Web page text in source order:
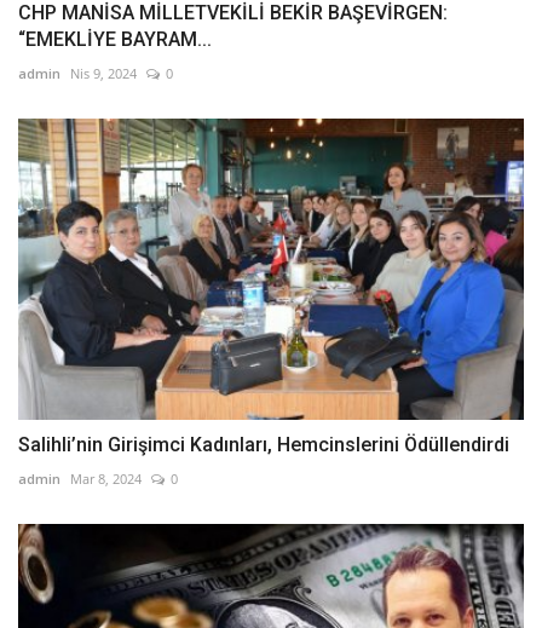
CHP MANİSA MİLLETVEKİLİ BEKİR BAŞEVİRGEN:
“EMEKLİYE BAYRAM...
admin Nis 9, 2024 0
Salihli’nin Girişimci Kadınları, Hemcinslerini Ödüllendirdi
admin Mar 8, 2024 0